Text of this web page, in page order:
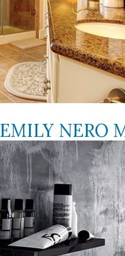
EMILY NERO